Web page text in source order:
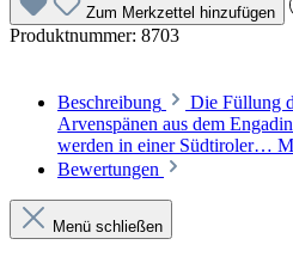
Zum Merkzettel hinzufügen
Produktnummer: 8703
Beschreibung
Die Füllung
Arvenspänen aus dem
werden in einer Südtiroler…
Bewertungen
Menü schließen